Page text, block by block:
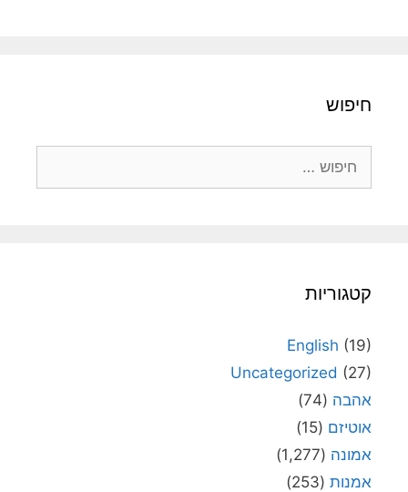
חיפוש
קטגוריות
English (19)
Uncategorized (27)
אהבה (74)
אוטיזם (15)
אמונה (1,277)
אמנות (253)